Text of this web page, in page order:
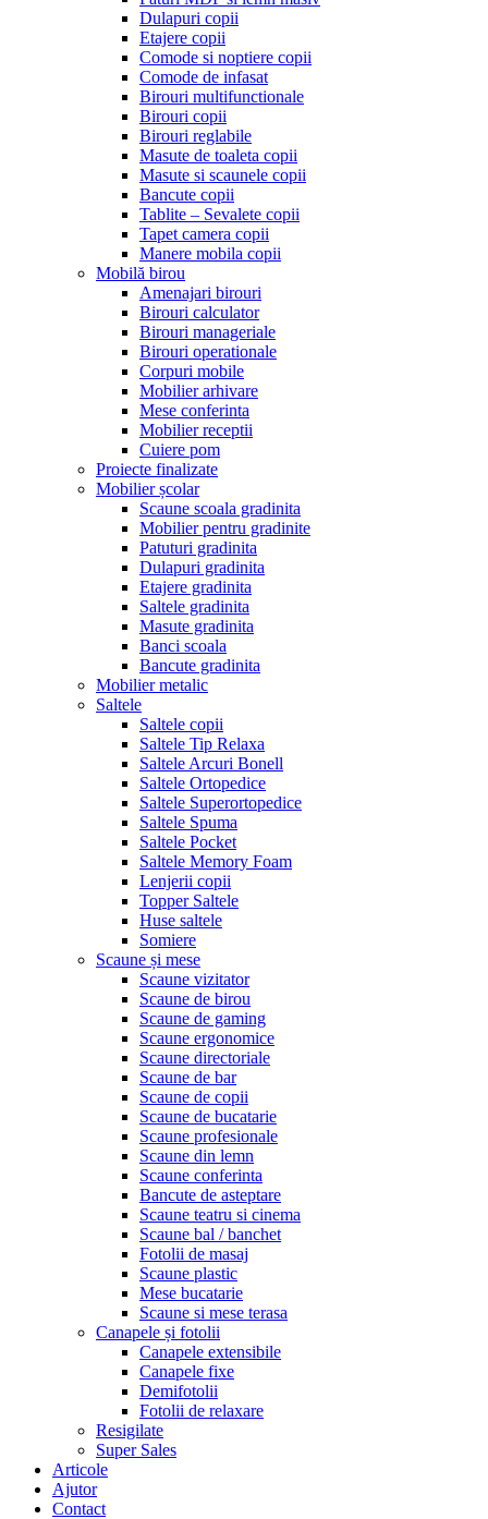
Dulapuri copii
Etajere copii
Comode si noptiere copii
Comode de infasat
Birouri multifunctionale
Birouri copii
Birouri reglabile
Masute de toaleta copii
Masute si scaunele copii
Bancute copii
Tablite – Sevalete copii
Tapet camera copii
Manere mobila copii
Mobilă birou
Amenajari birouri
Birouri calculator
Birouri manageriale
Birouri operationale
Corpuri mobile
Mobilier arhivare
Mese conferinta
Mobilier receptii
Cuiere pom
Proiecte finalizate
Mobilier școlar
Scaune scoala gradinita
Mobilier pentru gradinite
Patuturi gradinita
Dulapuri gradinita
Etajere gradinita
Saltele gradinita
Masute gradinita
Banci scoala
Bancute gradinita
Mobilier metalic
Saltele
Saltele copii
Saltele Tip Relaxa
Saltele Arcuri Bonell
Saltele Ortopedice
Saltele Superortopedice
Saltele Spuma
Saltele Pocket
Saltele Memory Foam
Lenjerii copii
Topper Saltele
Huse saltele
Somiere
Scaune și mese
Scaune vizitator
Scaune de birou
Scaune de gaming
Scaune ergonomice
Scaune directoriale
Scaune de bar
Scaune de copii
Scaune de bucatarie
Scaune profesionale
Scaune din lemn
Scaune conferinta
Bancute de asteptare
Scaune teatru si cinema
Scaune bal / banchet
Fotolii de masaj
Scaune plastic
Mese bucatarie
Scaune si mese terasa
Canapele și fotolii
Canapele extensibile
Canapele fixe
Demifotolii
Fotolii de relaxare
Resigilate
Super Sales
Articole
Ajutor
Contact